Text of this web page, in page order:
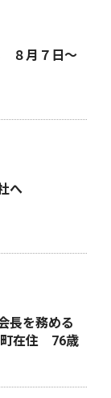
８月７日〜
へ
長を務める
在住 76歳